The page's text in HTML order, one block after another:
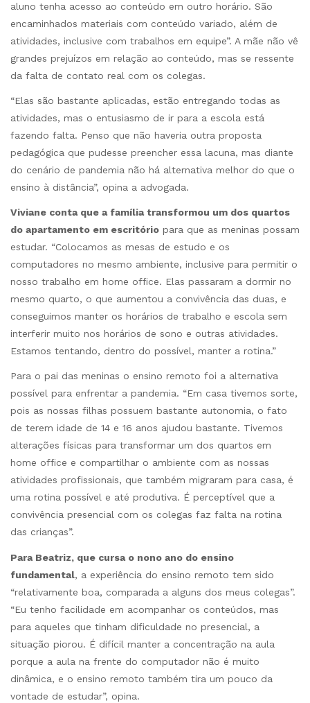
aluno tenha acesso ao conteúdo em outro horário. São
encaminhados materiais com conteúdo variado, além de
atividades, inclusive com trabalhos em equipe”. A mãe não vê
grandes prejuízos em relação ao conteúdo, mas se ressente
da falta de contato real com os colegas.
“Elas são bastante aplicadas, estão entregando todas as
atividades, mas o entusiasmo de ir para a escola está
fazendo falta. Penso que não haveria outra proposta
pedagógica que pudesse preencher essa lacuna, mas diante
do cenário de pandemia não há alternativa melhor do que o
ensino à distância”, opina a advogada.
Viviane conta que a família transformou um dos quartos
do apartamento em escritório para que as meninas possam
estudar. “Colocamos as mesas de estudo e os
computadores no mesmo ambiente, inclusive para permitir o
nosso trabalho em home office. Elas passaram a dormir no
mesmo quarto, o que aumentou a convivência das duas, e
conseguimos manter os horários de trabalho e escola sem
interferir muito nos horários de sono e outras atividades.
Estamos tentando, dentro do possível, manter a rotina.”
Para o pai das meninas o ensino remoto foi a alternativa
possível para enfrentar a pandemia. “Em casa tivemos sorte,
pois as nossas filhas possuem bastante autonomia, o fato
de terem idade de 14 e 16 anos ajudou bastante. Tivemos
alterações físicas para transformar um dos quartos em
home office e compartilhar o ambiente com as nossas
atividades profissionais, que também migraram para casa, é
uma rotina possível e até produtiva. É perceptível que a
convivência presencial com os colegas faz falta na rotina
das crianças”.
Para Beatriz, que cursa o nono ano do ensino
fundamental, a experiência do ensino remoto tem sido
“relativamente boa, comparada a alguns dos meus colegas”.
“Eu tenho facilidade em acompanhar os conteúdos, mas
para aqueles que tinham dificuldade no presencial, a
situação piorou. É difícil manter a concentração na aula
porque a aula na frente do computador não é muito
dinâmica, e o ensino remoto também tira um pouco da
vontade de estudar”, opina.